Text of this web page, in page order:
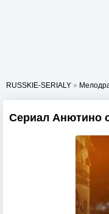
RUSSKIE-SERIALY »
Сериал Анютино